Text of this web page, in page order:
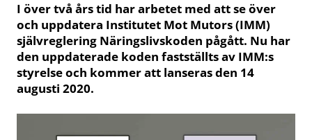
I över två års tid har arbetet med att se över
och uppdatera Institutet Mot Mutors (IMM)
självreglering Näringslivskoden pågått. Nu har
den uppdaterade koden fastställts av IMM:s
styrelse och kommer att lanseras den 14
augusti 2020.